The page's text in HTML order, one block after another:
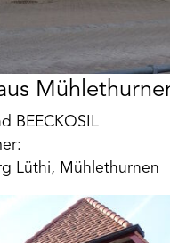
BEECKOSIL
Lüthi, Mühlethurnen